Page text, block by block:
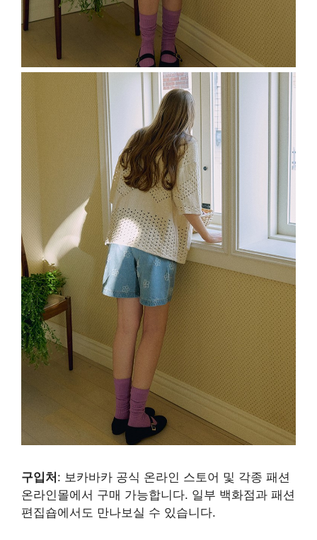
구입처: 보카바카 공식 온라인 스토어 및 각종 패션
온라인몰에서 구매 가능합니다. 일부 백화점과 패션
편집숍에서도 만나보실 수 있습니다.